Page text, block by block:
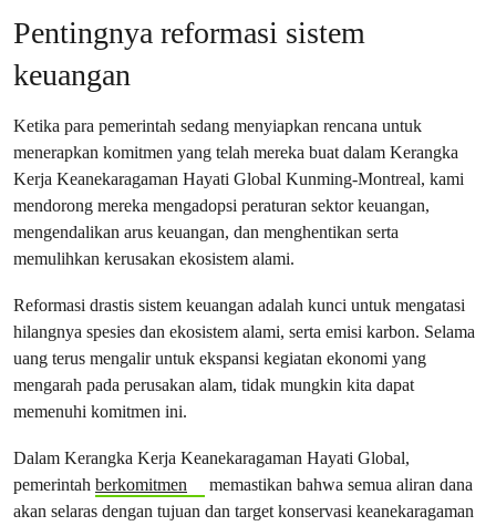
Pentingnya reformasi sistem
keuangan
Ketika para pemerintah sedang menyiapkan rencana untuk
menerapkan komitmen yang telah mereka buat dalam Kerangka
Kerja Keanekaragaman Hayati Global Kunming-Montreal, kami
mendorong mereka mengadopsi peraturan sektor keuangan,
mengendalikan arus keuangan, dan menghentikan serta
memulihkan kerusakan ekosistem alami.
Reformasi drastis sistem keuangan adalah kunci untuk mengatasi
hilangnya spesies dan ekosistem alami, serta emisi karbon. Selama
uang terus mengalir untuk ekspansi kegiatan ekonomi yang
mengarah pada perusakan alam, tidak mungkin kita dapat
memenuhi komitmen ini.
Dalam Kerangka Kerja Keanekaragaman Hayati Global,
pemerintah berkomitmen
memastikan bahwa semua aliran dana
akan selaras dengan tujuan dan target konservasi keanekaragaman